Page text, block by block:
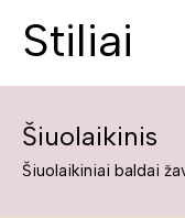
Stiliai
Šiuolaikinis